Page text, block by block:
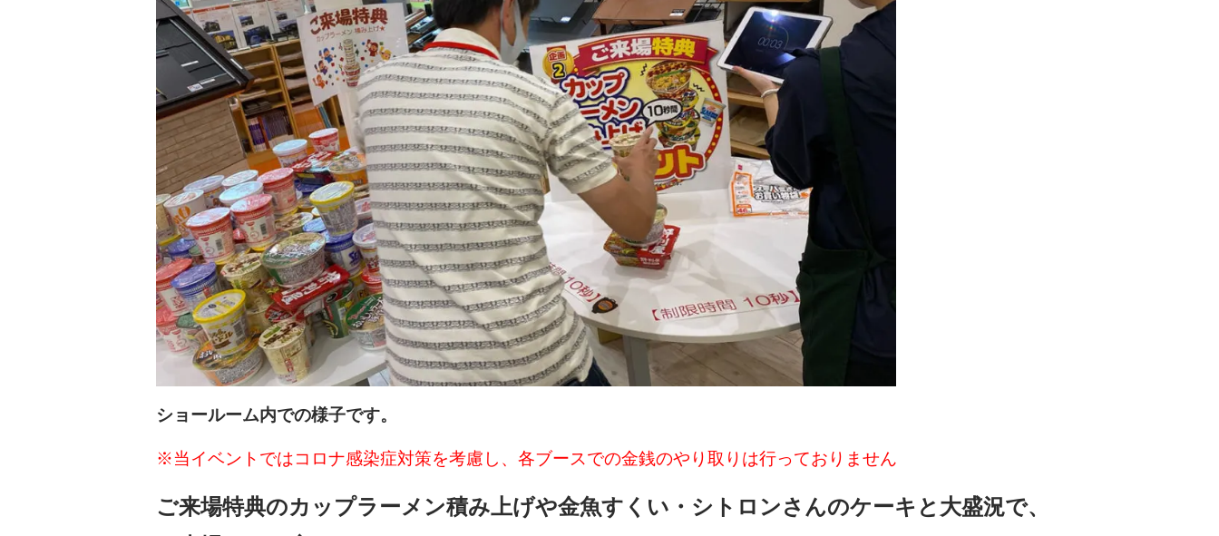
ショールーム内での様子です。
※当イベントではコロナ感染症対策を考慮し、各ブースでの金銭のやり取りは行っておりません
ご来場特典のカップラーメン積み上げや金魚すくい・シトロンさんのケーキと大盛況で、